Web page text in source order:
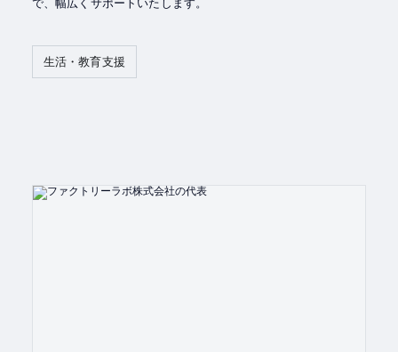
生活・教育支援